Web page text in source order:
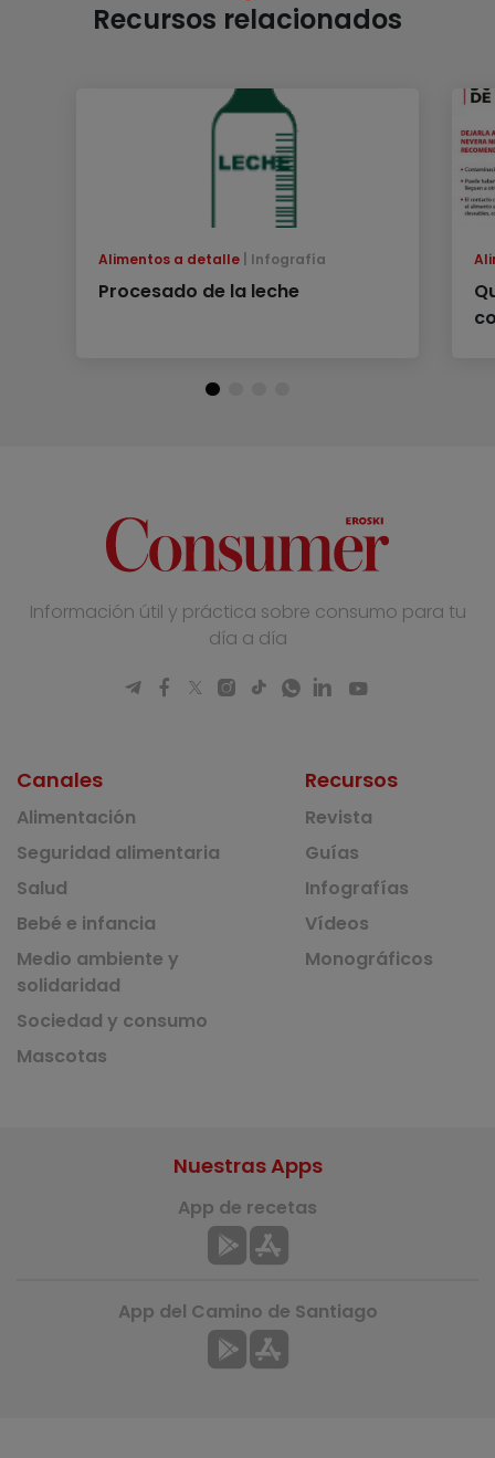
Recursos relacionados
Alimentos a detalle Infografía
Procesado de la leche
Información útil y práctica sobre consumo para tu
día a día
Canales
Alimentación
Seguridad alimentaria
Salud
Bebé e infancia
Medio ambiente y
solidaridad
Sociedad y consumo
Mascotas
Recursos
Revista
Guías
Infografías
Vídeos
Monográficos
Nuestras Apps
App de recetas
App del Camino de Santiago